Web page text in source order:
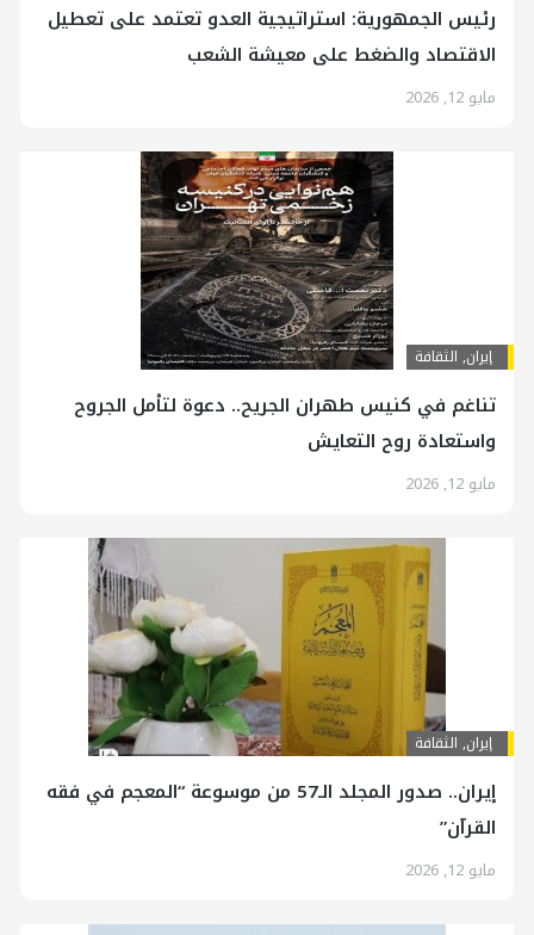
رئيس الجمهورية: استراتيجية العدو تعتمد على تعطيل
الاقتصاد والضغط على معيشة الشعب
مايو 12, 2026
إيران, الثقافة
تناغم في كنيس طهران الجريح.. دعوة لتأمل الجروح
واستعادة روح التعايش
مايو 12, 2026
إيران, الثقافة
إیران.. صدور المجلد الـ57 من موسوعة “المعجم في فقه
القرآن”
مايو 12, 2026